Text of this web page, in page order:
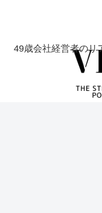
49歳会社経営者のリ